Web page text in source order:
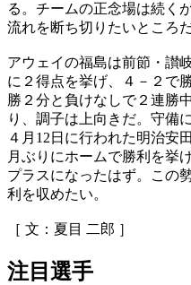
る。チームの正念場は続く
流れを断ち切りたいところだ
アウェイの福島は前節・讃
に２得点を挙げ、４－２で
勝２分と負けなしで２連勝
り、調子は上向きだ。守備
４月12日に行われた明治安
月ぶりにホームで勝利を挙
プラスになったはず。この
利を収めたい。
［ 文：夏目 二郎 ］
注目選手